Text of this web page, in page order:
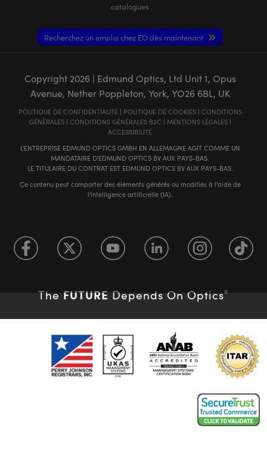
catalogues
Recherchez un emploi chez EO dès maintenant
Copyright 2026| Edmund Optics, Ltd Unit 1, Opus
Avenue, Nether Poppleton, York, YO26 6BL, UK
POLITIQUE DE CONFIDENTIALITÉ| POLITIQUE DE COOKIES| CONDITIONS
GÉNÈRALES| CONDITIONS GÉNÈRALES B2C | MENTIONS LÉGALES|
ACCESSIBILITÉ
L'ENTREPRISE EDMUND OPTICS GMBH EN ALLEMAGNE AGIT COMME UN
MANDATAIRE D'EDMUND OPTICS BV AUX PAYS-BAS.
LE TITULAIRE DU CONTRAT EST EDMUND OPTICS BV AUX PAYS-BAS.
Ce contenu peut comporter des éléments générés ou modifiés à l'aide de
l'intelligence artificielle (IA).
The FUTURE Depends On Optics®